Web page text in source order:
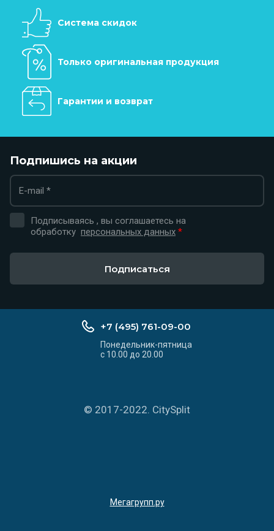
Система скидок
Только оригинальная продукция
Гарантии и возврат
Подпишись на акции
Подписываясь , вы соглашаетесь на
обработку персональных данных *
Подписаться
© 2017-2022. CitySplit
+7 (495) 761-09-00
Понедельник-пятница
с 10.00 до 20.00
Мегагрупп.ру